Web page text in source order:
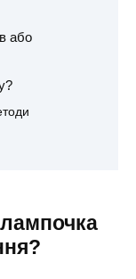
або